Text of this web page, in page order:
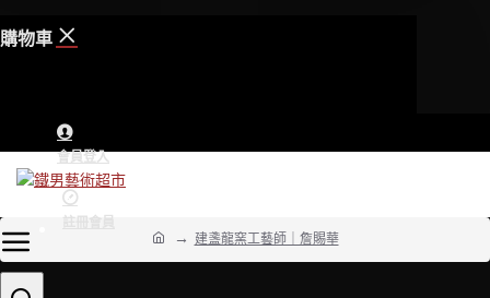
購物車
會員登入
註冊會員
建盞龍窯工藝師｜詹賜華